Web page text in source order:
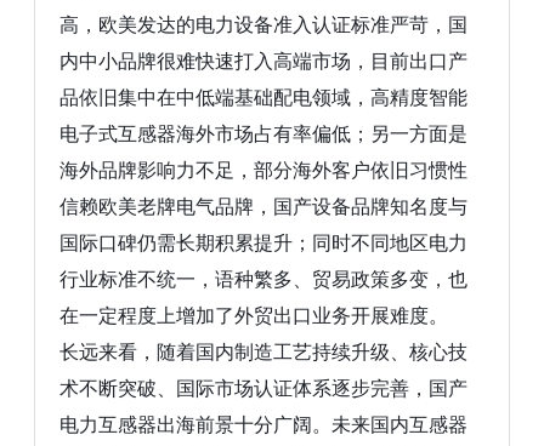
高，欧美发达的电力设备准入认证标准严苛，国
内中小品牌很难快速打入高端市场，目前出口产
品依旧集中在中低端基础配电领域，高精度智能
电子式互感器海外市场占有率偏低；另一方面是
海外品牌影响力不足，部分海外客户依旧习惯性
信赖欧美老牌电气品牌，国产设备品牌知名度与
国际口碑仍需长期积累提升；同时不同地区电力
行业标准不统一，语种繁多、贸易政策多变，也
在一定程度上增加了外贸出口业务开展难度。
长远来看，随着国内制造工艺持续升级、核心技
术不断突破、国际市场认证体系逐步完善，国产
电力互感器出海前景十分广阔。未来国内互感器